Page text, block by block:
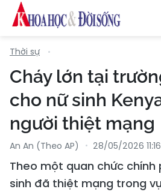
Thời sự
Cháy lớn tại
cho nữ sinh
người thiệt mạng
An An (Theo AP) 28/05/2026 11:16
Theo một quan chức chính
sinh đã thiệt mạng trong